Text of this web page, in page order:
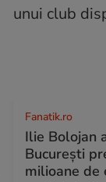
Fanatik.ro
Ilie Bolojan
București
milioane de